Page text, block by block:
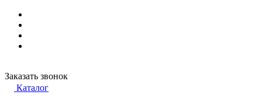
Заказать звонок
Каталог